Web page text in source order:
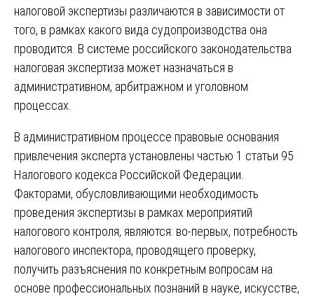
налоговой экспертизы различаются в зависимости от
того, в рамках какого вида судопроизводства она
проводится. В системе российского законодательства
налоговая экспертиза может назначаться в
административном, арбитражном и уголовном
процессах.
В административном процессе правовые основания
привлечения эксперта установлены частью 1 статьи 95
Налогового кодекса Российской Федерации.
Факторами, обусловливающими необходимость
проведения экспертизы в рамках мероприятий
налогового контроля, являются: во-первых, потребность
налогового инспектора, проводящего проверку,
получить разъяснения по конкретным вопросам на
основе профессиональных познаний в науке, искусстве,